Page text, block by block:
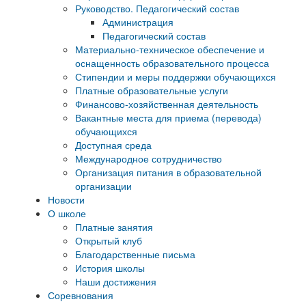
Руководство. Педагогический состав
Администрация
Педагогический состав
Материально-техническое обеспечение и
оснащенность образовательного процесса
Стипендии и меры поддержки обучающихся
Платные образовательные услуги
Финансово-хозяйственная деятельность
Вакантные места для приема (перевода)
обучающихся
Доступная среда
Международное сотрудничество
Организация питания в образовательной
организации
Новости
О школе
Платные занятия
Открытый клуб
Благодарственные письма
История школы
Наши достижения
Соревнования